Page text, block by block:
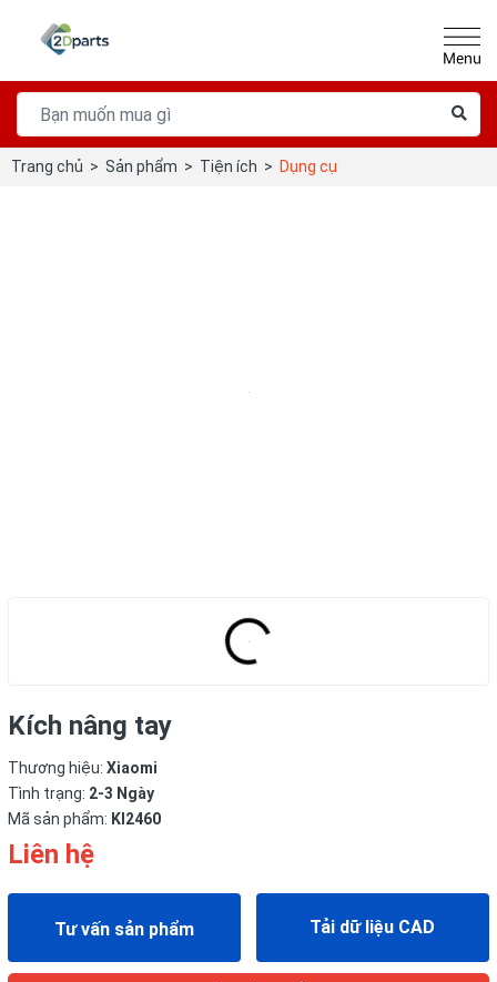
Trang chủ > Sản phẩm > Tiện ích > Dụng cụ
Kích nâng tay
Thương hiệu: Xiaomi
Tình trạng: 2-3 Ngày
Mã sản phẩm: KI2460
Liên hệ
Tư vấn sản phẩm Tải dữ liệu CAD